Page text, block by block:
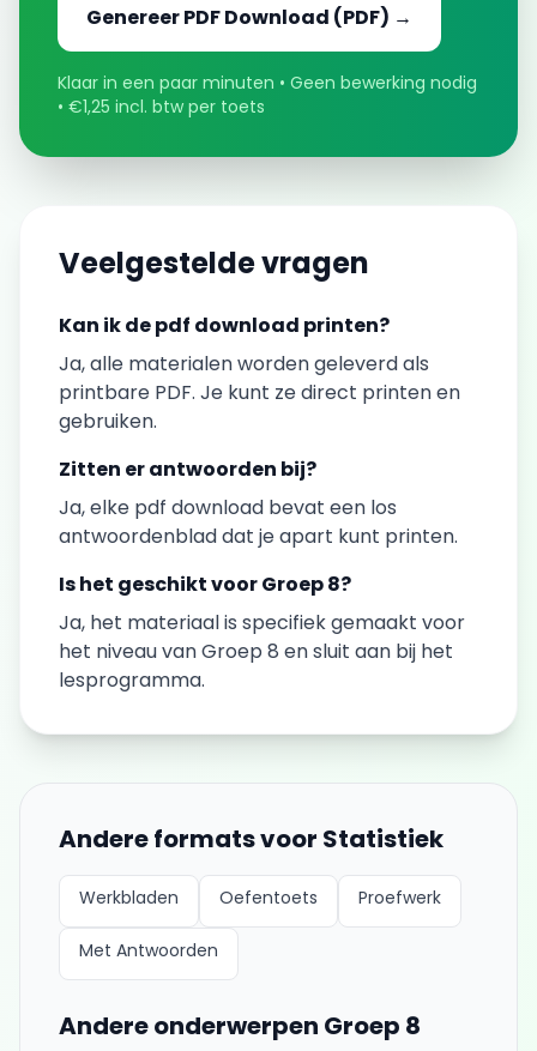
GenereerPDF Download (PDF) →
Klaar in een paar minuten • Geen bewerking nodig
• €1,25 incl. btw per toets
Veelgestelde vragen
Kan ik depdf download printen?
Ja, alle materialen worden geleverd als
printbare PDF. Je kunt ze direct printen en
gebruiken.
Zitten er antwoorden bij?
Ja, elke pdf download bevat een los
antwoordenblad dat je apart kunt printen.
Is het geschikt voorGroep 8?
Ja, het materiaal is specifiek gemaakt voor
het niveau vanGroep 8 en sluit aan bij het
lesprogramma.
Andere formats voor Statistiek
Werkbladen Oefentoets Proefwerk
Met Antwoorden
Andere onderwerpen Groep 8